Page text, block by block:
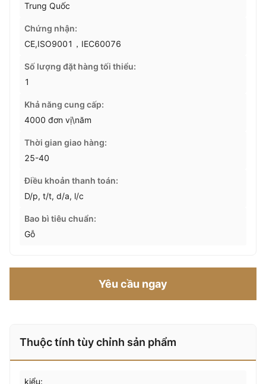
Trung Quốc
Chứng nhận:
CE,ISO9001，IEC60076
Số lượng đặt hàng tối thiểu:
1
Khả năng cung cấp:
4000 đơn vị\năm
Thời gian giao hàng:
25-40
Điều khoản thanh toán:
D/p, t/t, d/a, l/c
Bao bì tiêu chuẩn:
Gỗ
Yêu cầu ngay
Thuộc tính tùy chỉnh sản phẩm
kiểu: